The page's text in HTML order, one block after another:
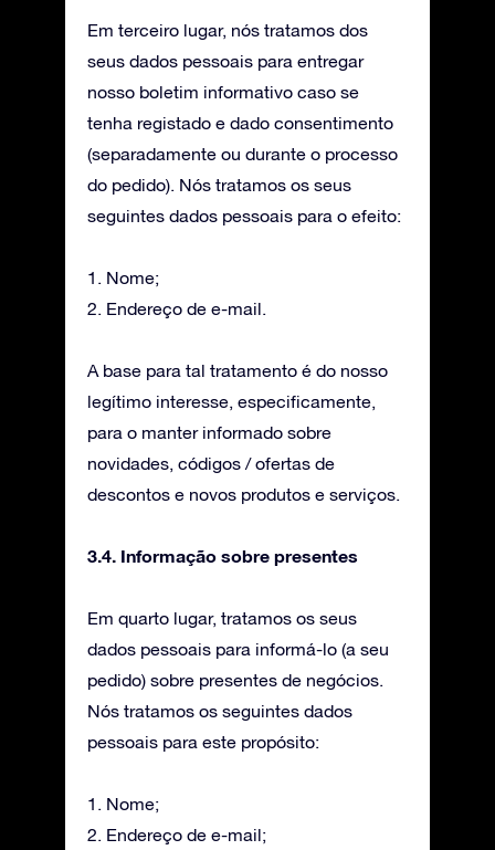
Em terceiro lugar, nós tratamos dos
seus dados pessoais para entregar
nosso boletim informativo caso se
tenha registado e dado consentimento
(separadamente ou durante o processo
do pedido). Nós tratamos os seus
seguintes dados pessoais para o efeito:
1. Nome;
2. Endereço de e-mail.
A base para tal tratamento é do nosso
legítimo interesse, especificamente,
para o manter informado sobre
novidades, códigos / ofertas de
descontos e novos produtos e serviços.
3.4. Informação sobre presentes
Em quarto lugar, tratamos os seus
dados pessoais para informá-lo (a seu
pedido) sobre presentes de negócios.
Nós tratamos os seguintes dados
pessoais para este propósito:
1. Nome;
2. Endereço de e-mail;